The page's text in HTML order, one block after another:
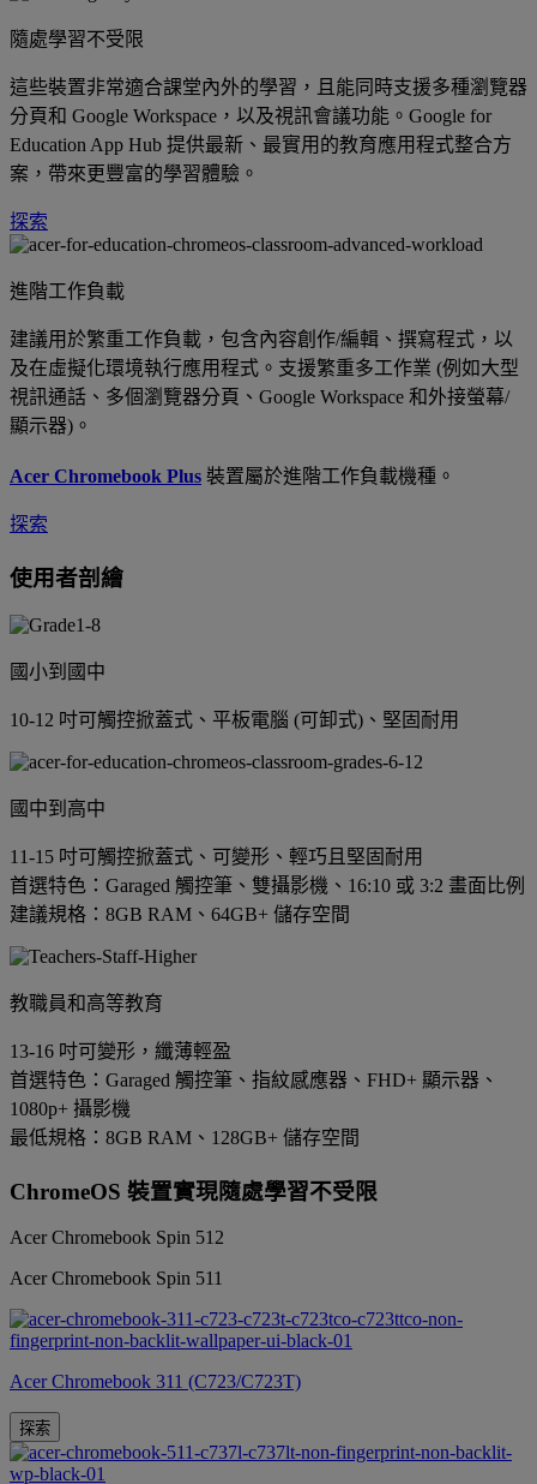
隨處學習不受限
這些裝置非常適合課堂內外的學習，且能同時支援多種瀏覽器
分頁和 Google Workspace，以及視訊會議功能。Google for
Education App Hub 提供最新、最實用的教育應用程式整合方
案，帶來更豐富的學習體驗。
探索
進階工作負載
建議用於繁重工作負載，包含內容創作/編輯、撰寫程式，以
及在虛擬化環境執行應用程式。支援繁重多工作業 (例如大型
視訊通話、多個瀏覽器分頁、Google Workspace 和外接螢幕/
顯示器)。
Acer Chromebook Plus 裝置屬於進階工作負載機種。
探索
使用者剖繪
國小到國中
10-12 吋可觸控掀蓋式、平板電腦 (可卸式)、堅固耐用
國中到高中
11-15 吋可觸控掀蓋式、可變形、輕巧且堅固耐用
首選特色：Garaged 觸控筆、雙攝影機、16:10 或 3:2 畫面比例
建議規格：8GB RAM、64GB+ 儲存空間
教職員和高等教育
13-16 吋可變形，纖薄輕盈
首選特色：Garaged 觸控筆、指紋感應器、FHD+ 顯示器、
1080p+ 攝影機
最低規格：8GB RAM、128GB+ 儲存空間
ChromeOS 裝置實現隨處學習不受限
Acer Chromebook Spin 512
Acer Chromebook Spin 511
Acer Chromebook 311 (C723/C723T)
探索